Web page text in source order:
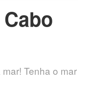
Tenha o mar